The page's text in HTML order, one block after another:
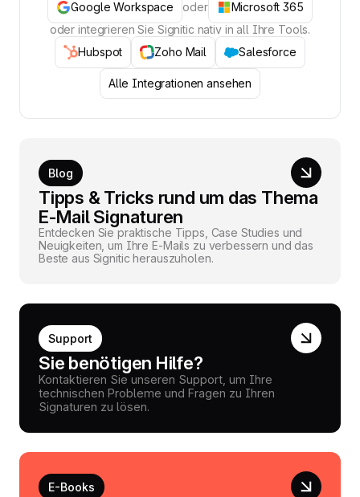
Google Workspace oder
Microsoft 365
oder integrieren Sie Signitic nativ in all Ihre Tools.
Hubspot
Zoho Mail Salesforce
Alle Integrationen ansehen
Blog
Tipps & Tricks rund um das Thema
E-Mail Signaturen
Entdecken Sie praktische Tipps, Case Studies und
Neuigkeiten, um Ihre E-Mails zu verbessern und das
Beste aus Signitic herauszuholen.
Support
Sie benötigen Hilfe?
Kontaktieren Sie unseren Support, um Ihre
technischen Probleme und Fragen zu Ihren
Signaturen zu lösen.
E-Books